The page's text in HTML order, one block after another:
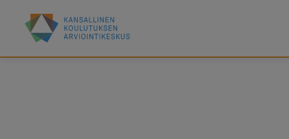
pääsisältöön
Kansallinen
koulutuksen